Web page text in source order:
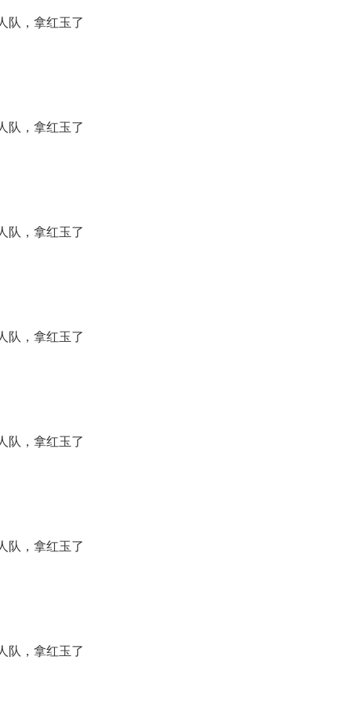
队，拿红玉了
队，拿红玉了
队，拿红玉了
队，拿红玉了
队，拿红玉了
队，拿红玉了
队，拿红玉了